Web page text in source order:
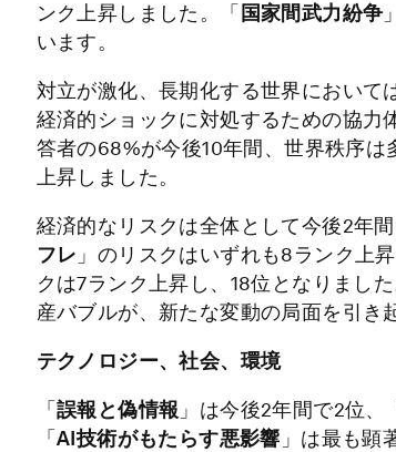
ンク上昇しました。「 国家間武力紛争
います。
対立が激化、長期化する世界において
経済的ショックに対処するための協力
答者の68%が今後10年間、世界秩序
上昇しました。
経済的なリスクは全体として今後2年
フレ 」のリスクはいずれも8ランク上
クは7ランク上昇し、18位となりまし
産バブルが、新たな変動の局面を引き
テクノロジー、社会、環境
「誤報と偽情報 」は今後2年間で2位、
「AI技術がもたらす悪影響 」は最も顕